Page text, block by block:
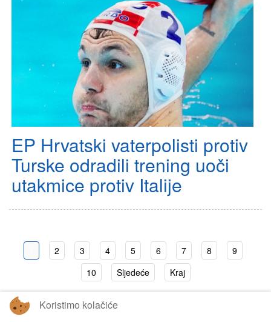
EP Hrvatski vaterpolisti protiv
Turske odradili trening uoči
utakmice protiv Italije
2 3 4 5 6 7 8
9
10
Sljedeće Kraj
Stranica 1 od 35
Koristimo kolačiće